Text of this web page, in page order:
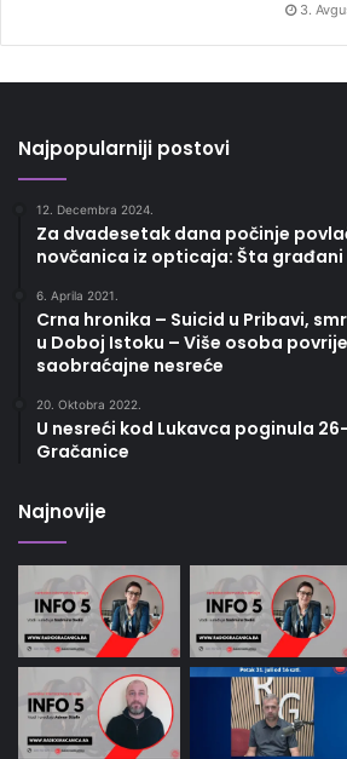
3.
Najpopularniji postovi
12. Decembra 2024.
Za dvadesetak dana počinje
novčanica iz opticaja: Šta
6. Aprila 2021.
Crna hronika – Suicid u Pribavi,
u Doboj Istoku – Više osoba
saobraćajne nesreće
20. Oktobra 2022.
U nesreći kod Lukavca poginula
Gračanice
Najnovije